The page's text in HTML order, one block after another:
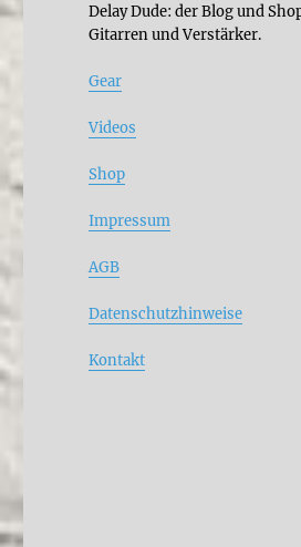
Delay Dude: der Blog und
Gitarren und Verstärker.
Gear
Videos
Shop
Impressum
AGB
Datenschutzhinweise
Kontakt